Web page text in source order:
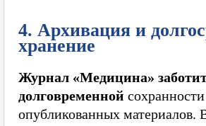
4. Архивация и
хранение
Журнал «Медицина»
долговременной сохранности
опубликованных материалов.